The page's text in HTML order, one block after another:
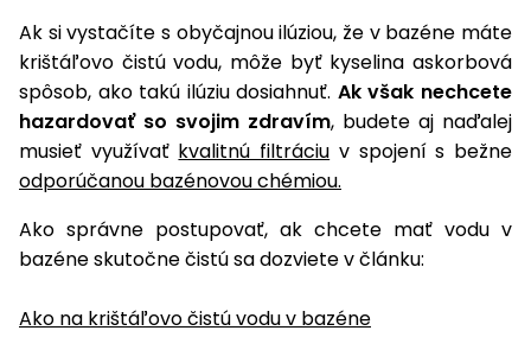
Snežné
frézy
Odhŕňače
a lopaty
na sneh
Postrekovače
a rosiče
Ak si vystačíte s obyčajnou ilúziou, že v bazéne máte
krištáľovo čistú vodu, môže byť kyselina askorbová
spôsob, ako takú ilúziu dosiahnuť. Ak však nechcete
hazardovať so svojim zdravím, budete aj naďalej
musieť využívať kvalitnú filtráciu v spojení s bežne
odporúčanou bazénovou chémiou.
Ako správne postupovať, ak chcete mať vodu v
bazéne skutočne čistú sa dozviete v článku:
Ako na krištáľovo čistú vodu v bazéne